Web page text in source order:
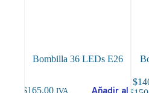
Bombilla 36 LEDs E26
$165.00 IVA
Añadir al
$
Este